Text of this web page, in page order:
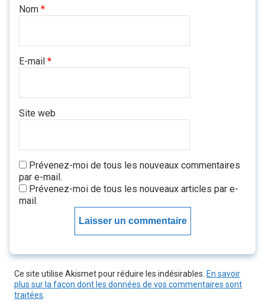
Nom *
E-mail *
Site web
Prévenez-moi de tous les nouveaux commentaires
par e-mail.
Prévenez-moi de tous les nouveaux articles par e-
mail.
Ce site utilise Akismet pour réduire les indésirables. En savoir
plus sur la façon dont les données de vos commentaires sont
traitées